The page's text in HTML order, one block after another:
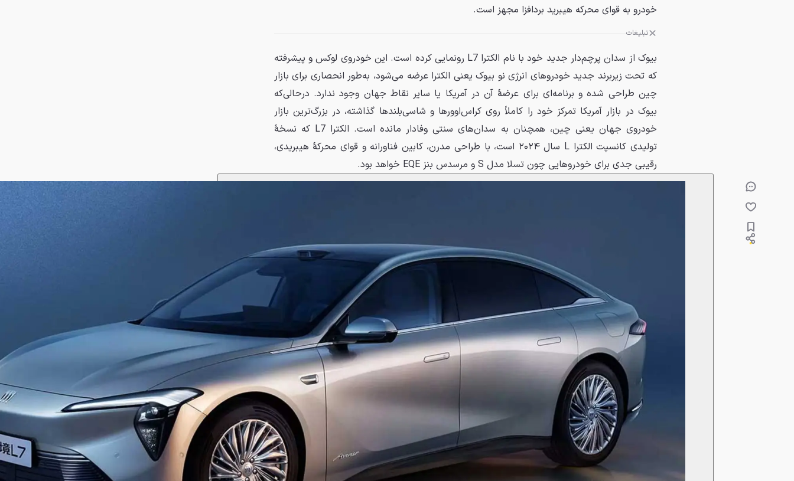
خودرو به قوای محرکه هیبرید بردافزا مجهز است.
تبلیغات
بیوک از سدان پرچم‌دار جدید خود با نام الکترا L7 رونمایی کرده است. این خودروی لوکس و پیشرفته
که تحت زیربرند جدید خودروهای انرژی نو بیوک یعنی الکترا عرضه می‌شود، به‌طور انحصاری برای بازار
چین طراحی شده و برنامه‌ای برای عرضهٔ آن در آمریکا یا سایر نقاط جهان وجود ندارد. درحالی‌که
بیوک در بازار آمریکا تمرکز خود را کاملاً روی کراس‌اوورها و شاسی‌بلندها گذاشته، در بزرگ‌ترین بازار
خودروی جهان یعنی چین، همچنان به سدان‌های سنتی وفادار مانده است. الکترا L7 که نسخهٔ
تولیدی کانسپت الکترا L سال ۲۰۲۴ است، با طراحی مدرن، کابین فناورانه و قوای محرکهٔ هیبریدی،
رقیبی جدی برای خودروهایی چون تسلا مدل S و مرسدس بنز EQE خواهد بود.